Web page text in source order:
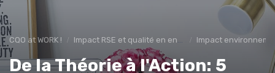
CQO at WORK ! Impact RSE et qualité en entreprise Impact
De la Théorie à l'Action: 5